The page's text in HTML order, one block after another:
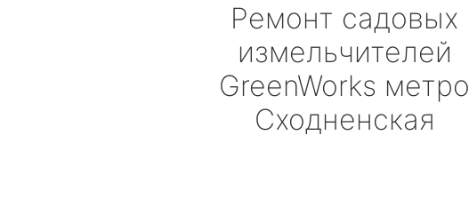
Ремонт садовых
измельчителей
GreenWorks метро
Сходненская